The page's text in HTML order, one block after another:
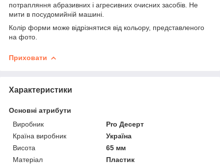
потрапляння абразивних і агресивних очисних засобів. Не
мити в посудомийній машині.
Колір форми може відрізнятися від кольору, представленого
на фото.
Приховати
Характеристики
Основні атрибути
Виробник
Pro Десерт
Країна виробник
Україна
Висота
65 мм
Матеріал
Пластик